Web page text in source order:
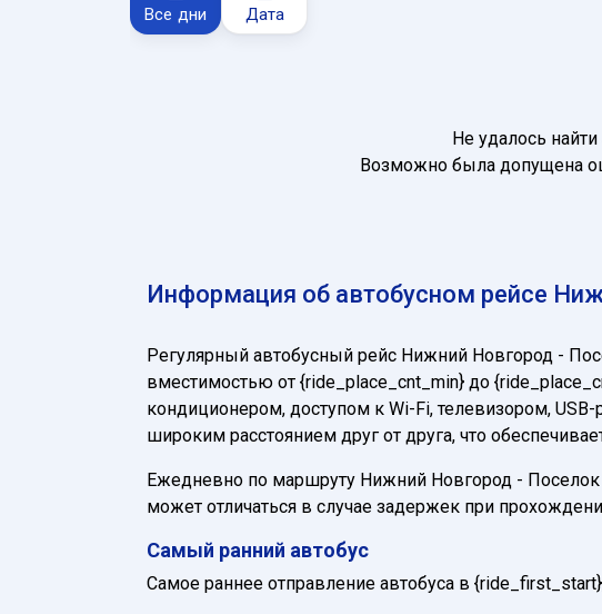
Все дни Дата
Не удалось
Возможно была допущена
Информация об автобусном рейсе
Регулярный автобусный рейс Нижний Новгород -
вместимостью от {ride_place_cnt_min} до
кондиционером, доступом к Wi-Fi, телевизором,
широким расстоянием друг от друга, что
Ежедневно по маршруту Нижний Новгород - Поселок
может отличаться в случае задержек при
Самый ранний автобус
Самое раннее отправление автобуса в